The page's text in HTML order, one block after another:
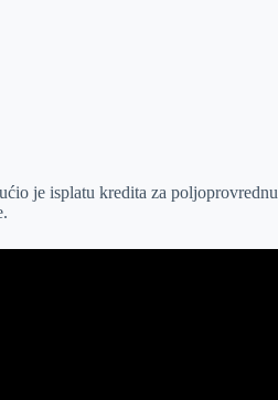
je isplatu kredita za poljoprovrednu